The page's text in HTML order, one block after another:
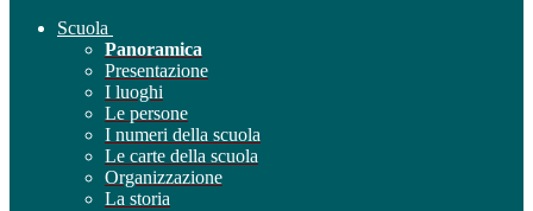
Scuola
Panoramica
Presentazione
I luoghi
Le persone
I numeri della scuola
Le carte della scuola
Organizzazione
La storia